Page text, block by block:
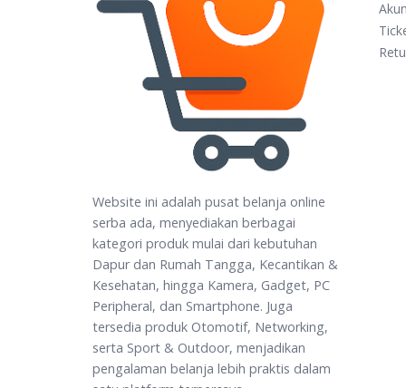
Website ini adalah pusat belanja online
serba ada, menyediakan berbagai
kategori produk mulai dari kebutuhan
Dapur dan Rumah Tangga, Kecantikan &
Kesehatan, hingga Kamera, Gadget, PC
Peripheral, dan Smartphone. Juga
tersedia produk Otomotif, Networking,
serta Sport & Outdoor, menjadikan
pengalaman belanja lebih praktis dalam